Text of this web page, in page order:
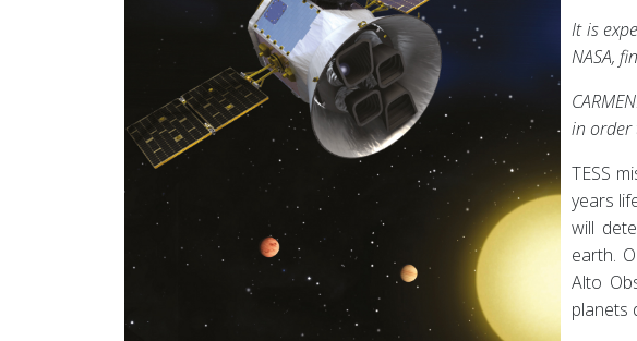
It is
NASA,
in order
TESS
years
will
earth.
Alto
planets